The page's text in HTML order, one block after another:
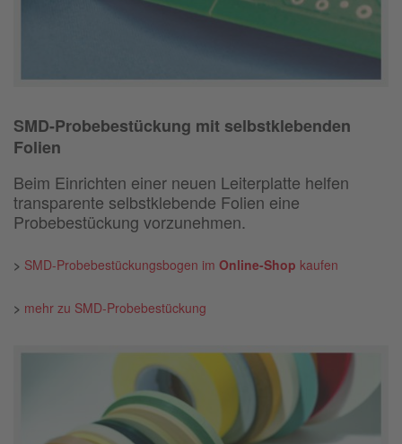
SMD-Probebestückung mit selbstklebenden
Folien
Beim Einrichten einer neuen Leiterplatte helfen
transparente selbstklebende Folien eine
Probebestückung vorzunehmen.
> SMD-Probebestückungsbogen im Online-Shop kaufen
> mehr zu SMD-Probebestückung